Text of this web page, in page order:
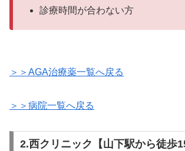
診療時間が合わない方
＞＞AGA治療薬一覧へ戻る
＞＞病院一覧へ戻る
2.西クリニック【山下駅から徒歩